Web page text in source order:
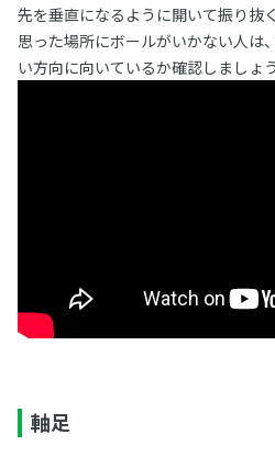
先を垂直になるように開いて振り抜
思った場所にボールがいかない人は
い方向に向いているか確認しましょう
軸足